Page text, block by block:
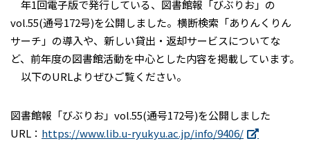
年1回電子版で発行している、図書館報「びぶりお」の
vol.55(通号172号)を公開しました。横断検索「ありんくりん
サーチ」の導入や、新しい貸出・返却サービスについてな
ど、前年度の図書館活動を中心とした内容を掲載しています。
以下のURLよりぜひご覧ください。
図書館報「びぶりお」vol.55(通号172号)を公開しました
URL： https://www.lib.u-ryukyu.ac.jp/info/9406/